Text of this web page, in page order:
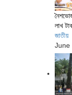
লাখ
জাতীয়
June